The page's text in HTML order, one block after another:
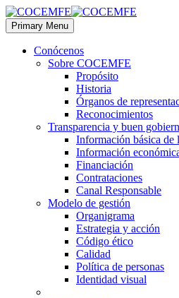
Primary Menu
Conócenos
Sobre COCEMFE
Propósito
Historia
Órganos de
Reconocimientos
Transparencia y buen
Información básica de
Información
Financiación
Contrataciones
Canal Responsable
Modelo de gestión
Organigrama
Estrategia y acción
Código ético
Calidad
Política de personas
Identidad visual